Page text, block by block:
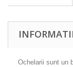
INFORMATII
Ochelarii sunt un